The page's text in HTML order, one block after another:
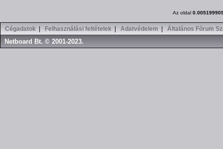
Az oldal
Cégadatok Felhasználási feltételek Adatvédelem Általános Fórum
Netboard Bt. © 2001-2023.